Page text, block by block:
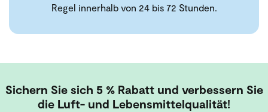
Regel innerhalb von 24 bis 72 Stunden.
Sichern Sie sich 5 % Rabatt und verbessern Sie
die Luft- und Lebensmittelqualität!